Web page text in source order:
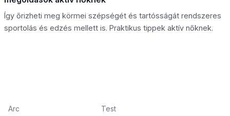
Így őrizheti meg körmei szépségét és tartósságát rendszeres
sportolás és edzés mellett is. Praktikus tippek aktív nőknek.
Arc
Test